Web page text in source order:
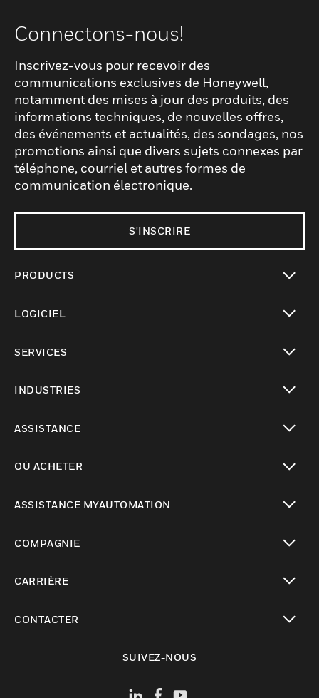
Connectons-nous!
Inscrivez-vous pour recevoir des
communications exclusives de Honeywell,
notamment des mises à jour des produits, des
informations techniques, de nouvelles offres,
des événements et actualités, des sondages, nos
promotions ainsi que divers sujets connexes par
téléphone, courriel et autres formes de
communication électronique.
S'INSCRIRE
PRODUCTS
LOGICIEL
SERVICES
INDUSTRIES
ASSISTANCE
OÙ ACHETER
ASSISTANCE MYAUTOMATION
COMPAGNIE
CARRIÈRE
CONTACTER
SUIVEZ-NOUS